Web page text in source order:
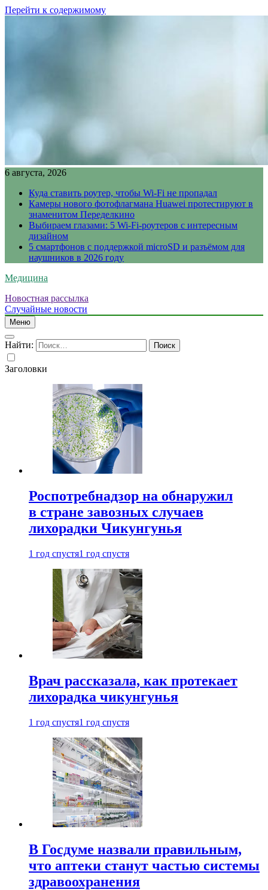
Перейти к содержимому
6 августа, 2026
Куда ставить роутер, чтобы Wi-Fi не пропадал
Камеры нового фотофлагмана Huawei протестируют в
знаменитом Переделкино
Выбираем глазами: 5 Wi-Fi-роутеров с интересным
дизайном
5 смартфонов с поддержкой microSD и разъёмом для
наушников в 2026 году
Медицина
Новостная рассылка
Случайные новости
Меню
Найти:
Заголовки
Роспотребнадзор на обнаружил
в стране завозных случаев
лихорадки Чикунгунья
1 год спустя1 год спустя
Врач рассказала, как протекает
лихорадка чикунгунья
1 год спустя1 год спустя
В Госдуме назвали правильным,
что аптеки станут частью системы
здравоохранения